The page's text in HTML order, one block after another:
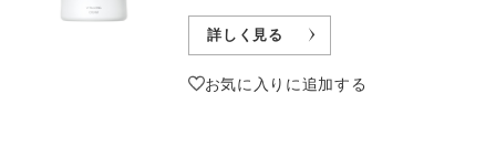
詳しく見る
お気に入りに追加する